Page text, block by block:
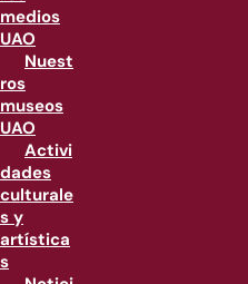
medios
UAO
Nuest
ros
museos
UAO
Activi
dades
culturale
s y
artística
s